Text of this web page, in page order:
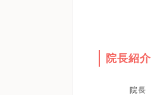
院長紹介
院長